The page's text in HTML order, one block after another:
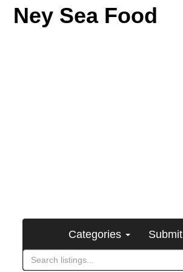
Ney Sea Food
Categories Submit